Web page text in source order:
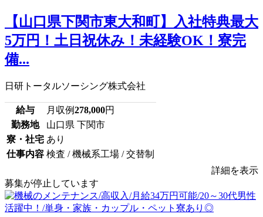
【山口県下関市東大和町】入社特典最大
5万円！土日祝休み！未経験OK！寮完
備...
日研トータルソーシング株式会社
給与 月収例278,000円
勤務地
山口県 下関市
寮・社宅 あり
仕事内容 検査 / 機械系工場 / 交替制
詳細を表示
募集が停止しています